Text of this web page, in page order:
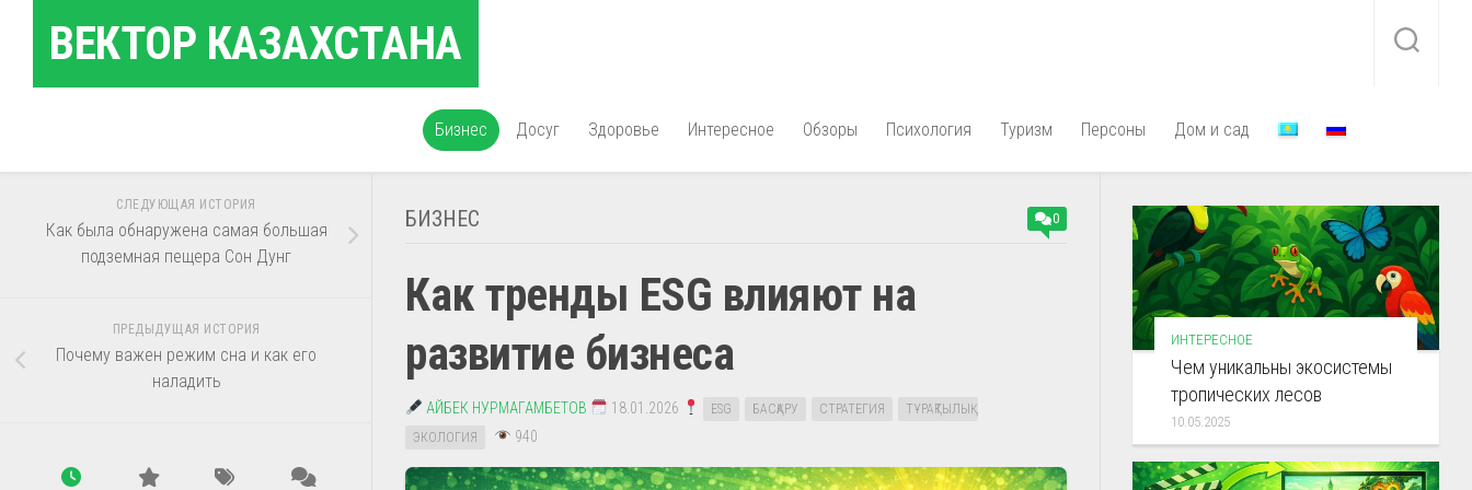
содержаниюВЕКТОР КАЗАХСТАНА
Бизнес Досуг Здоровье Интересное Обзоры Психология Туризм Персоны Дом и сад
БИЗНЕС 0
Как тренды ESG влияют на
развитие бизнеса
АЙБЕК НУРМАГАМБЕТОВ 18.01.2026 ESG БАСҚАРУ СТРАТЕГИЯ
ТҰРАҚТЫЛЫҚ
ЭКОЛОГИЯ
940
СЛЕДУЮЩАЯ ИСТОРИЯ
Как была обнаружена самая большая
подземная пещера Сон Дунг
ПРЕДЫДУЩАЯ ИСТОРИЯ
Почему важен режим сна и как его
наладить
ИНТЕРЕСНОЕ
Чем уникальны экосистемы
тропических лесов
10.05.2025